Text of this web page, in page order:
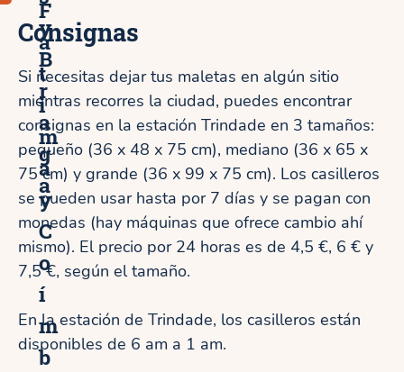
y
B
r
a
g
a
F
á
t
i
m
a
y
C
o
í
m
b
Consignas
Si necesitas dejar tus maletas en algún sitio
mientras recorres la ciudad, puedes encontrar
consignas en la estación Trindade en 3 tamaños:
pequeño (36 x 48 x 75 cm), mediano (36 x 65 x
75 cm) y grande (36 x 99 x 75 cm). Los casilleros
se pueden usar hasta por 7 días y se pagan con
monedas (hay máquinas que ofrece cambio ahí
mismo). El precio por 24 horas es de 4,5 €, 6 € y
7,5 €, según el tamaño.
En la estación de Trindade, los casilleros están
disponibles de 6 am a 1 am.